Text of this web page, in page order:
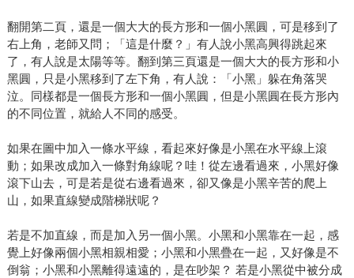
翻開第二頁，還是一個大大的長方形和一個小黑圓，可是移到了
右上角，老師又問；「這是什麼？」有人說小黑高興得跳起來
了，有人說是太陽等等。翻到第三頁還是一個大大的長方形和小
黑圓，只是小黑移到了左下角，有人說：「小黑」躲在角落哭
泣。同樣都是一個長方形和一個小黑圓，但是小黑圓在長方形內
的不同位置，就給人不同的感受。
如果在圖中加入一條水平線，看起來好像是小黑在水平線上滾
動；如果改成加入一條對角線呢？哇！從左邊看過來，小黑好像
滾下山去，可是若是從右邊看過來，卻又像是小黑辛苦的爬上
山，如果直線變成階梯狀呢？
若是不加直線，而是加入另一個小黑。小黑和小黑靠在一起，感
覺上好像兩個小黑相親相愛；小黑和小黑疊在一起，又好像是不
倒翁；小黑和小黑離得遠遠的，是在吵架？ 若是小黑從中被分成